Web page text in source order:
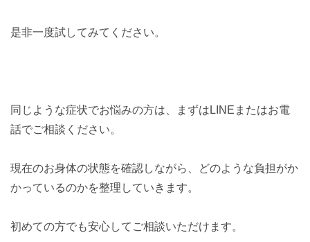
是非一度試してみてください。
同じような症状でお悩みの方は、まずはLINEまたはお電
話でご相談ください。
現在のお身体の状態を確認しながら、どのような負担がか
かっているのかを整理していきます。
初めての方でも安心してご相談いただけます。